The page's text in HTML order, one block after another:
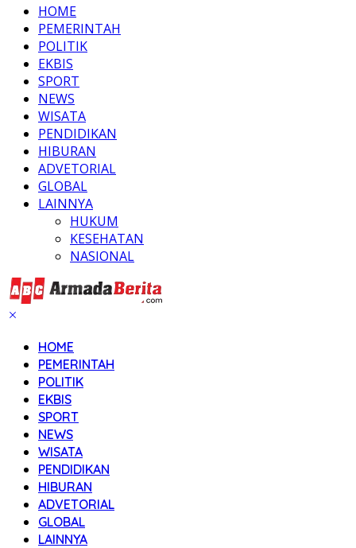
HOME
PEMERINTAH
POLITIK
EKBIS
SPORT
NEWS
WISATA
PENDIDIKAN
HIBURAN
ADVETORIAL
GLOBAL
LAINNYA
HUKUM
KESEHATAN
NASIONAL
HOME
PEMERINTAH
POLITIK
EKBIS
SPORT
NEWS
WISATA
PENDIDIKAN
HIBURAN
ADVETORIAL
GLOBAL
LAINNYA